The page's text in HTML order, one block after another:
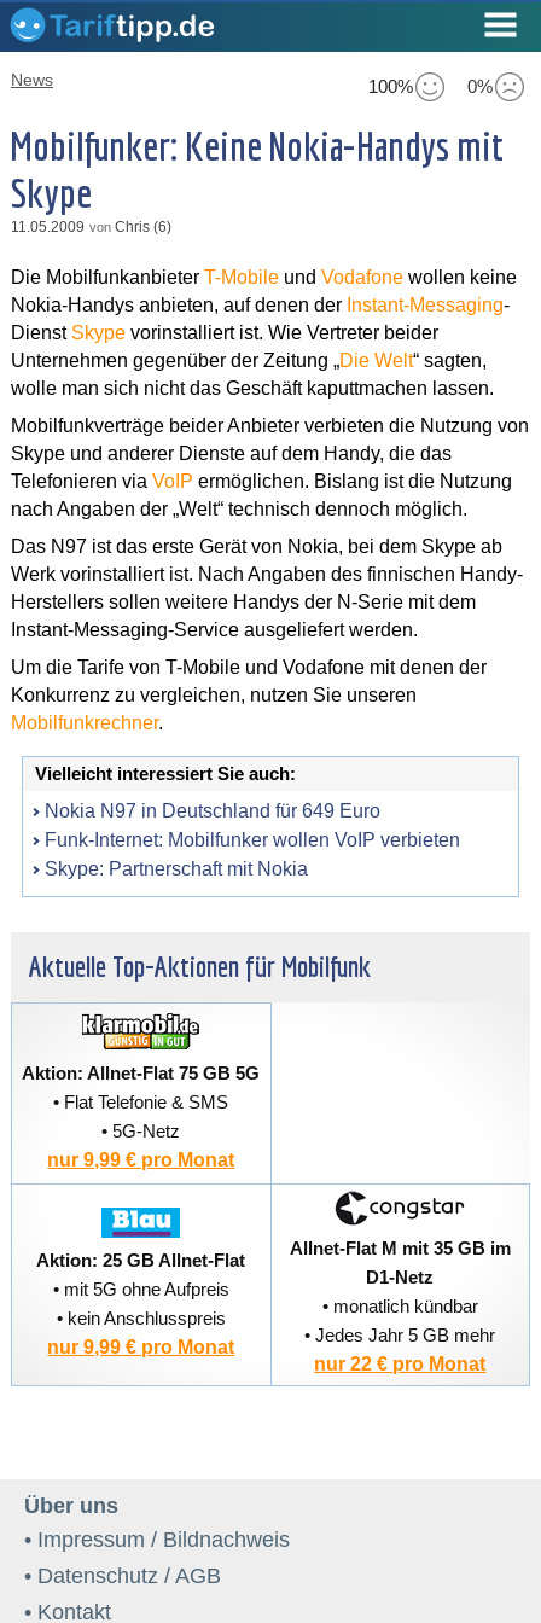
100% 0%
News
Mobilfunker: Keine Nokia-Handys mit
Skype
11.05.2009 von Chris (6)
Die Mobilfunkanbieter T-Mobileund Vodafonewollen keine
Nokia-Handys anbieten, auf denen der Instant-Messaging-
Dienst Skypevorinstalliert ist. Wie Vertreter beider
Unternehmen gegenüber der Zeitung „Die Welt“ sagten,
wolle man sich nicht das Geschäft kaputtmachen lassen.
Mobilfunkverträge beider Anbieter verbieten die Nutzung von
Skype und anderer Dienste auf dem Handy, die das
Telefonieren via VoIP ermöglichen. Bislang ist die Nutzung
nach Angaben der „Welt“ technisch dennoch möglich.
Das N97 ist das erste Gerät von Nokia, bei dem Skype ab
Werk vorinstalliert ist. Nach Angaben des finnischen Handy-
Herstellers sollen weitere Handys der N-Serie mit dem
Instant-Messaging-Service ausgeliefert werden.
Um die Tarife von T-Mobile und Vodafone mit denen der
Konkurrenz zu vergleichen, nutzen Sie unseren
Mobilfunkrechner.
Vielleicht interessiert Sie auch:
Nokia N97 in Deutschland für 649 Euro
Funk-Internet: Mobilfunker wollen VoIP verbieten
Skype: Partnerschaft mit Nokia
Aktuelle Top-Aktionen für Mobilfunk
Aktion: Allnet-Flat 75 GB 5G
• Flat Telefonie & SMS
• 5G-Netz
nur 9,99 € pro Monat
Aktion: 25 GB Allnet-Flat
• mit 5G ohne Aufpreis
• kein Anschlusspreis
nur 9,99 € pro Monat
Allnet-Flat M mit 35 GB im
D1-Netz
• monatlich kündbar
• Jedes Jahr 5 GB mehr
nur 22 € pro Monat
Über uns
• Impressum / Bildnachweis
• Datenschutz / AGB
• Kontakt